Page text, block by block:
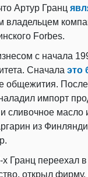
Артур Гранц
владельцем
Forbes.
с начала
Сначала это
общежития.
импорт
сливочное масло
из
Гранц переехал
открыл